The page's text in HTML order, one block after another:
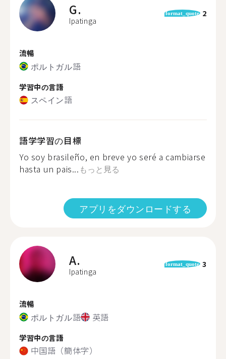
G.
Ipatinga
format_quote 2
流暢
ポルトガル語
学習中の言語
スペイン語
語学学習の目標
Yo soy brasileño, en breve yo seré a cambiarse
hasta un pais... もっと見る
アプリをダウンロードする
A.
Ipatinga
format_quote 3
流暢
ポルトガル語 英語
学習中の言語
中国語（簡体字）